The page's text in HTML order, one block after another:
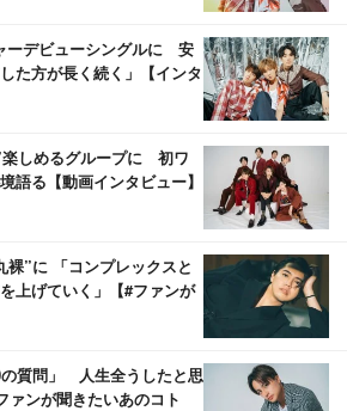
ーデビューシングルに 安
た方が長く続く」【インタ
楽しめるグループに 初ワ
語る【動画インタビュー】
裸”に 「コンプレックスと
上げていく」【#ファンが
質問」 人生全うしたと思
ンが聞きたいあのコト